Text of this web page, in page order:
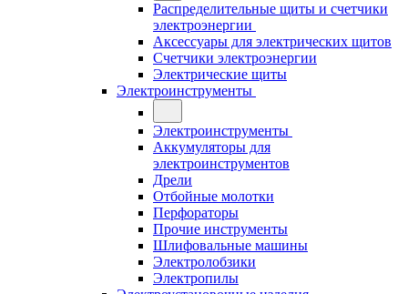
Распределительные щиты и счетчики
электроэнергии
Аксессуары для электрических щитов
Счетчики электроэнергии
Электрические щиты
Электроинструменты
Электроинструменты
Аккумуляторы для
электроинструментов
Дрели
Отбойные молотки
Перфораторы
Прочие инструменты
Шлифовальные машины
Электролобзики
Электропилы